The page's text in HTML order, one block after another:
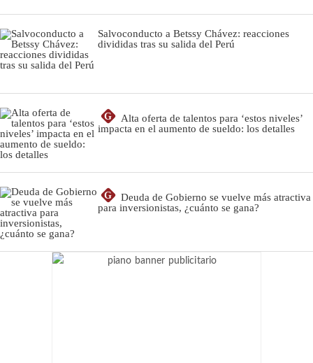
Salvoconducto a Betssy Chávez: reacciones
divididas tras su salida del Perú
G
Alta oferta de talentos para ‘estos niveles’
impacta en el aumento de sueldo: los detalles
G
Deuda de Gobierno se vuelve más atractiva
para inversionistas, ¿cuánto se gana?